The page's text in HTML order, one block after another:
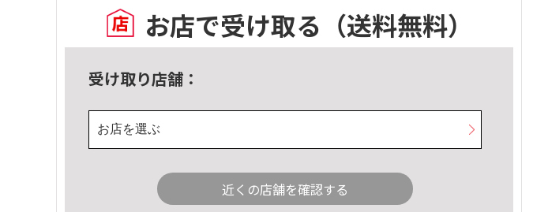
お店で受け取る （送料無料）
受け取り店舗：
お店を選ぶ
近くの店舗を確認する